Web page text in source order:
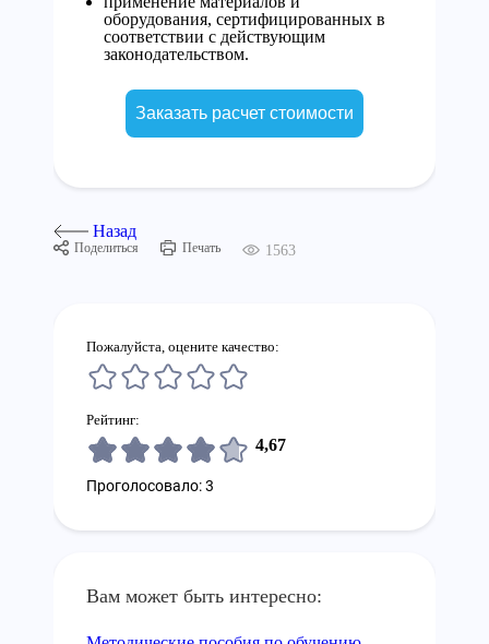
оборудования, сертифицированных в
соответствии с действующим
законодательством.
Заказать расчет стоимости
Назад
Поделиться Печать 1563
Пожалуйста, оцените качество:
Рейтинг:
4,67
Проголосовало: 3
Вам может быть интересно: